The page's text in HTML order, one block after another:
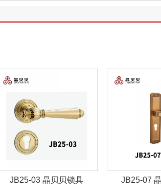
JB25-07 晶贝贝锁具 JBZ-30晶